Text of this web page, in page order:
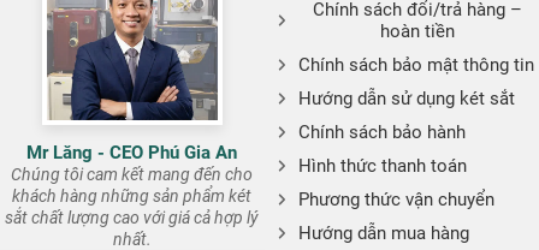
Mr Lăng - CEO Phú Gia An
Chúng tôi cam kết mang đến cho
khách hàng những sản phẩm két
sắt chất lượng cao với giá cả hợp lý
nhất.
Chính sách đổi/trả hàng –
hoàn tiền
Chính sách bảo mật thông tin
Hướng dẫn sử dụng két sắt
Chính sách bảo hành
Hình thức thanh toán
Phương thức vận chuyển
Hướng dẫn mua hàng